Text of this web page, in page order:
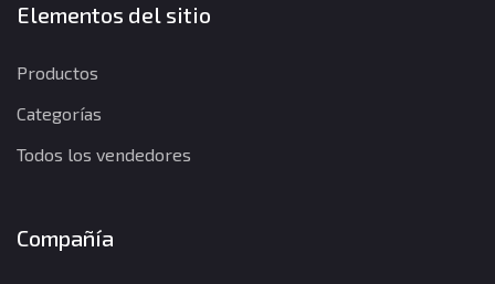
Elementos del sitio
Productos
Categorías
Todos los vendedores
Compañía